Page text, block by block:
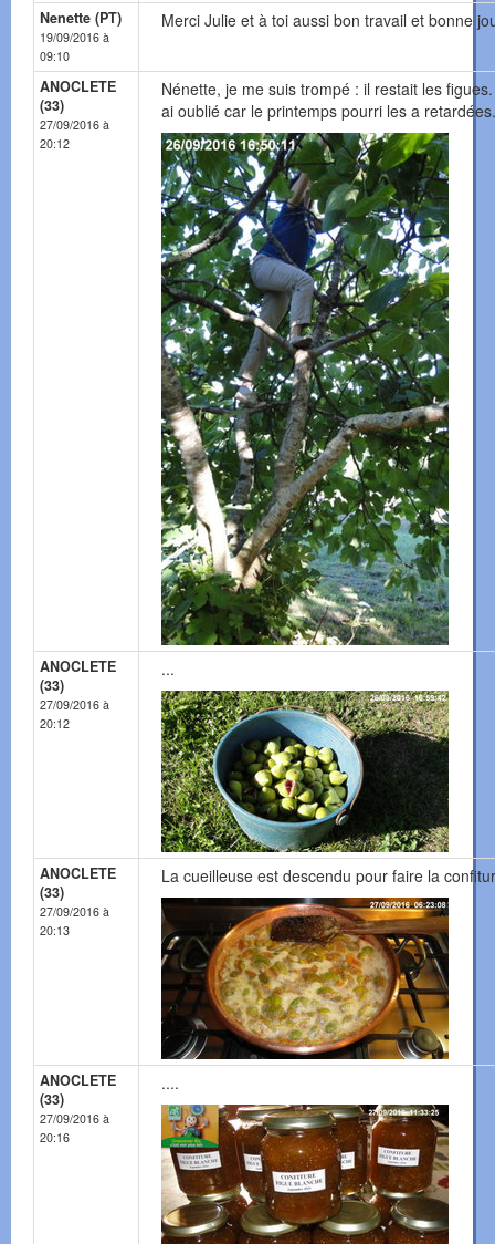
Nenette (PT)
19/09/2016 à
09:10
Merci Julie et à toi aussi bon travail et bonne
ANOCLETE
(33)
27/09/2016 à
20:12
Nénette, je me suis trompé : il restait les
ai oublié car le printemps pourri les a retardées.
ANOCLETE
(33)
27/09/2016 à
20:12
...
ANOCLETE
(33)
27/09/2016 à
20:13
La cueilleuse est descendu pour faire la
ANOCLETE
(33)
27/09/2016 à
20:16
....